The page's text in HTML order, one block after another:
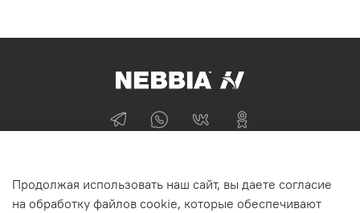
+74955870705
г Москва
Продолжая использовать наш сайт, вы даете согласие
на обработку файлов cookie, которые обеспечивают